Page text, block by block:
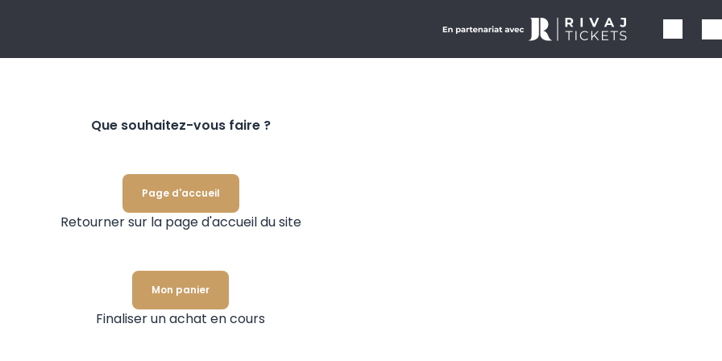
Que souhaitez-vous faire ?
Page d'accueil
Retourner sur la page d'accueil du site
Mon panier
Finaliser un achat en cours